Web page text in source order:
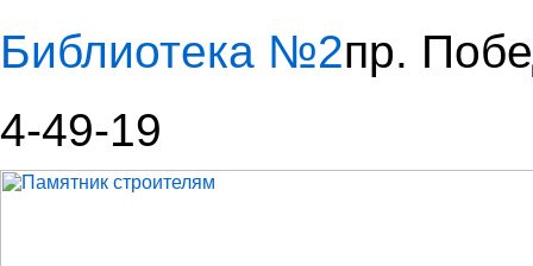
Библиотека №2пр.
4-49-19